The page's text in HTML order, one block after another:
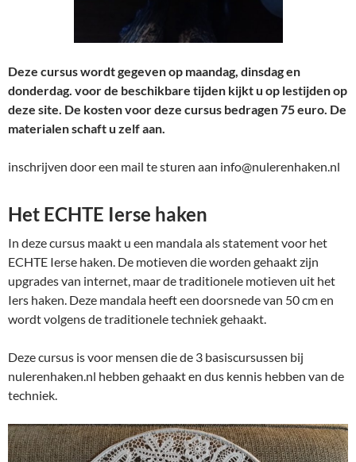
Deze cursus wordt gegeven op maandag, dinsdag en
donderdag. voor de beschikbare tijden kijkt u op lestijden op
deze site. De kosten voor deze cursus bedragen 75 euro. De
materialen schaft u zelf aan.
inschrijven door een mail te sturen aan info@nulerenhaken.nl
Het ECHTE Ierse haken
In deze cursus maakt u een mandala als statement voor het
ECHTE Ierse haken. De motieven die worden gehaakt zijn
upgrades van internet, maar de traditionele motieven uit het
Iers haken. Deze mandala heeft een doorsnede van 50 cm en
wordt volgens de traditionele techniek gehaakt.
Deze cursus is voor mensen die de 3 basiscursussen bij
nulerenhaken.nl hebben gehaakt en dus kennis hebben van de
techniek.